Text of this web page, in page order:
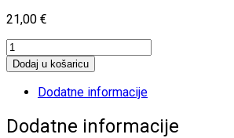
21,00 €
Ljubav
i
seksualnost
novih
količina
Dodaj u košaricu
Dodatne informacije
Dodatne informacije